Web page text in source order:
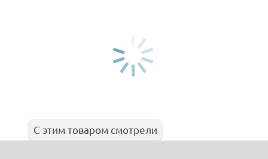
С этим товаром смотрели